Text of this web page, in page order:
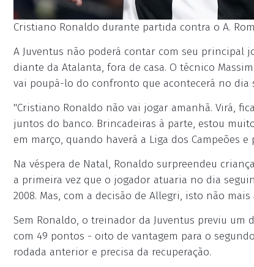
Cristiano Ronaldo durante partida contra o A.
A Juventus não poderá contar com seu principal
diante da Atalanta, fora de casa. O técnico
vai poupá-lo do confronto que acontecerá no dia
"Cristiano Ronaldo não vai jogar amanhã. Virá,
juntos do banco. Brincadeiras à parte, estou
em março, quando haverá a Liga dos Campeões
Na véspera de Natal, Ronaldo surpreendeu
a primeira vez que o jogador atuaria no dia
2008. Mas, com a decisão de Allegri, isto não mais
Sem Ronaldo, o treinador da Juventus previu um
com 49 pontos - oito de vantagem para o
rodada anterior e precisa da recuperação.